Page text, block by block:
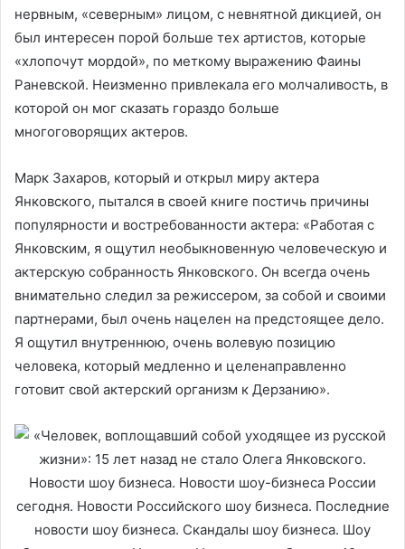
нервным, «северным» лицом, с невнятной дикцией, он
был интересен порой больше тех артистов, которые
«хлопочут мордой», по меткому выражению Фаины
Раневской. Неизменно привлекала его молчаливость, в
которой он мог сказать гораздо больше
многоговорящих актеров.
Марк Захаров, который и открыл миру актера
Янковского, пытался в своей книге постичь причины
популярности и востребованности актера: «Работая с
Янковским, я ощутил необыкновенную человеческую и
актерскую собранность Янковского. Он всегда очень
внимательно следил за режиссером, за собой и своими
партнерами, был очень нацелен на предстоящее дело.
Я ощутил внутреннюю, очень волевую позицию
человека, который медленно и целенаправленно
готовит свой актерский организм к Дерзанию».